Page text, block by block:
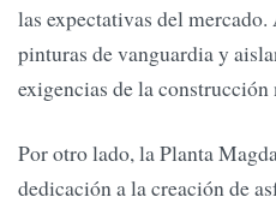
las expectativas del mercado.
pinturas de vanguardia y
exigencias de la construcción
Por otro lado, la Planta
dedicación a la creación de